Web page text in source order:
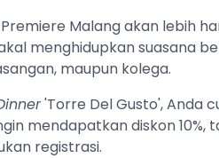
Malang akan lebih
menghidupkan suasana
maupun kolega.
'Torre Del Gusto', Anda
mendapatkan diskon 10%,
registrasi.